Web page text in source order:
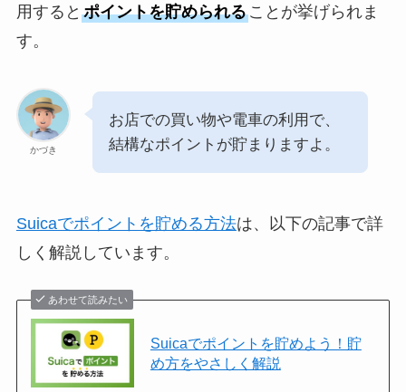
用すると ポイントを貯められることが挙げられま
す。
かづき
お店での買い物や電車の利用で、
結構なポイントが貯まりますよ。
Suicaでポイントを貯める方法は、以下の記事で詳
しく解説しています。
あわせて読みたい
Suicaでポイントを貯めよう！貯
め方をやさしく解説